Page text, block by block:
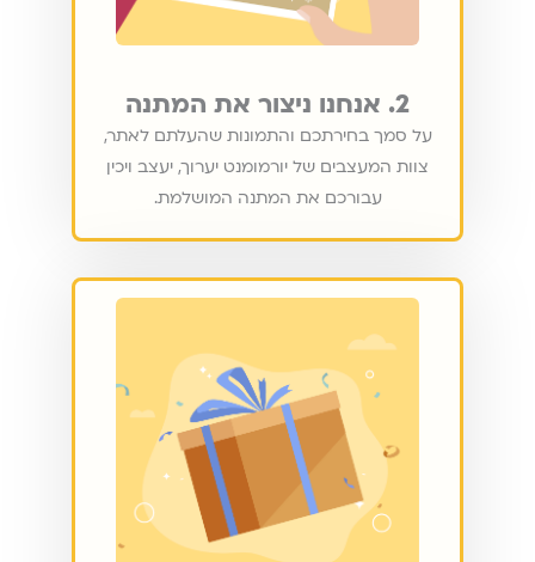
2. אנחנו ניצור את המתנה
על סמך בחירתכם והתמונות שהעלתם לאתר,
צוות המעצבים של יורמומנט יערוך, יעצב ויכין
עבורכם את המתנה המושלמת.